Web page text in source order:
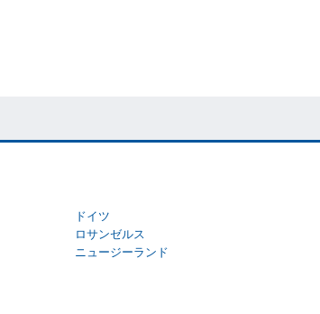
ドイツ
ロサンゼルス
ニュージーランド